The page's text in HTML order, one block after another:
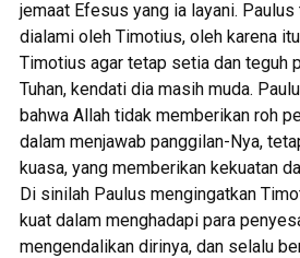
jemaat Efesus yang ia layani.
dialami oleh Timotius, oleh karena
Timotius agar tetap setia dan teguh
Tuhan, kendati dia masih muda.
bahwa Allah tidak memberikan roh
dalam menjawab panggilan-Nya,
kuasa, yang memberikan kekuatan
Di sinilah Paulus mengingatkan
kuat dalam menghadapi para
mengendalikan dirinya, dan selalu